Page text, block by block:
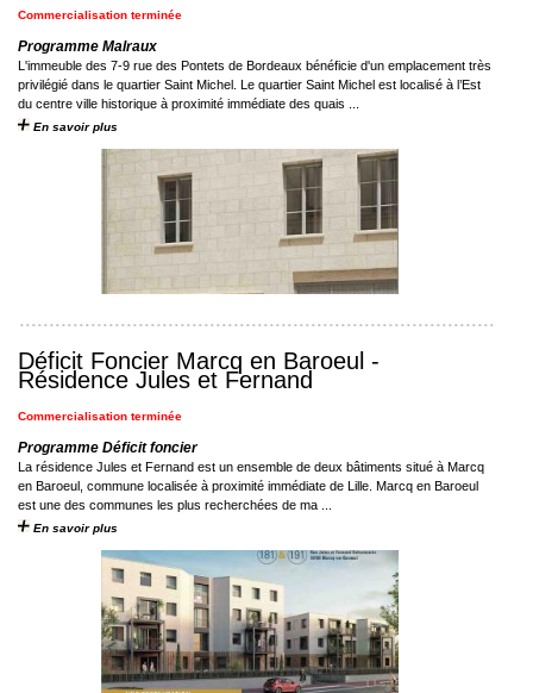
Commercialisation terminée
Programme Malraux
L'immeuble des 7-9 rue des Pontets de Bordeaux bénéficie d'un emplacement très
privilégié dans le quartier Saint Michel. Le quartier Saint Michel est localisé à l’Est
du centre ville historique à proximité immédiate des quais ...
En savoir plus
Déficit Foncier Marcq en Baroeul -
Résidence Jules et Fernand
Commercialisation terminée
Programme Déficit foncier
La résidence Jules et Fernand est un ensemble de deux bâtiments situé à Marcq
en Baroeul, commune localisée à proximité immédiate de Lille. Marcq en Baroeul
est une des communes les plus recherchées de ma ...
En savoir plus